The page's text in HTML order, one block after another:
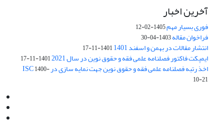
آخرین اخبار
فوری بسیار مهم1405-02-12
فراخوان مقاله1403-04-30
انتشار مقالات در بهمن و اسفند 1401 1401-11-17
ایمپکت فاکتور فصلنامه علمی فقه و حقوق نوین در سال 2021 1401-11-17
اخذ رتبه فصلنامه علمی فقه و حقوق نوین جهت نمایه سازی در ISC1400-
10-21